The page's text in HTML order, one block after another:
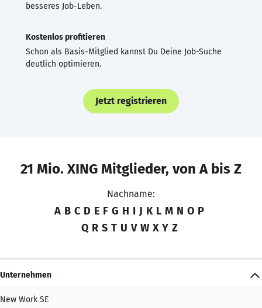
besseres Job-Leben.
Kostenlos profitieren
Schon als Basis-Mitglied kannst Du Deine Job-Suche
deutlich optimieren.
Jetzt registrieren
21 Mio. XING Mitglieder, von A bis Z
Nachname:
A B C D E F G H I J K L M N O P
Q R S T U V W X Y Z
Unternehmen
New Work SE